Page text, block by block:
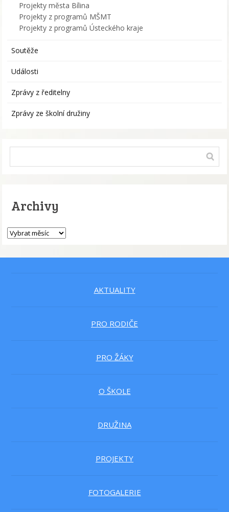
Projekty města Bílina
Projekty z programů MŠMT
Projekty z programů Ústeckého kraje
Soutěže
Události
Zprávy z ředitelny
Zprávy ze školní družiny
Archivy
AKTUALITY
PRO RODIČE
PRO ŽÁKY
O ŠKOLE
DRUŽINA
PROJEKTY
FOTOGALERIE